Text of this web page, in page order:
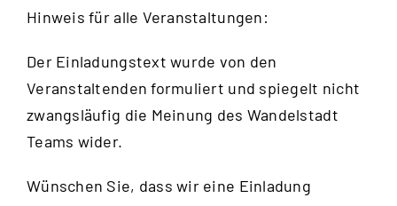
Hinweis für alle Veranstaltungen:
Der Einladungstext wurde von den
Veranstaltenden formuliert und spiegelt nicht
zwangsläufig die Meinung des Wandelstadt
Teams wider.
Wünschen Sie, dass wir eine Einladung